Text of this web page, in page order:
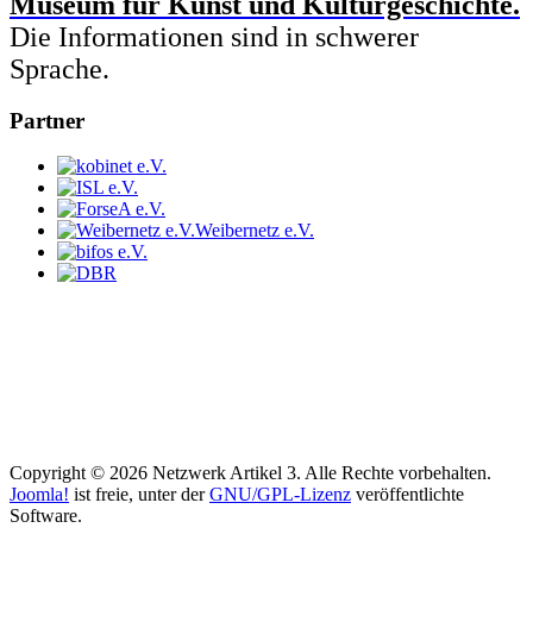
Die Informationen sind in schwerer
Sprache.
Partner
Weibernetz e.V.
Copyright © 2026 Netzwerk Artikel 3. Alle Rechte vorbehalten.
Joomla! ist freie, unter derGNU/GPL-Lizenz veröffentlichte
Software.